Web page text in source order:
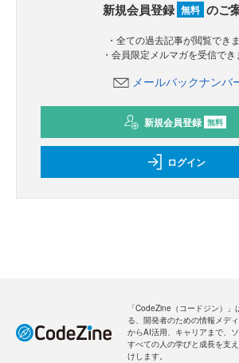
新規会員登録 無料 のご
・全ての過去記事が閲覧でき
・会員限定メルマガを受信でき
メールバックナンバ
新規会員登録 無料
ログイン
「CodeZine（コードジン）
る、開発者のための情報メデ
からAI活用、キャリアまで、
すべての人の学びと成長を支
けします。